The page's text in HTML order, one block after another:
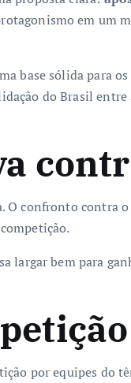
em um
base sólida para
do Brasil
O confronto contra
largar bem para
por equipes do